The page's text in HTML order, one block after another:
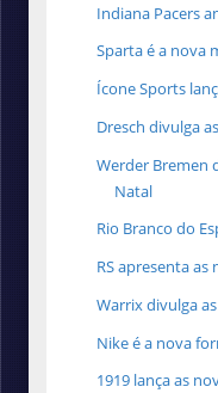
Indiana Pacers
Sparta é a nova
Ícone Sports
Dresch divulga
Werder Bremen
Natal
Rio Branco do
RS apresenta
Warrix divulga
Nike é a nova
1919 lança as